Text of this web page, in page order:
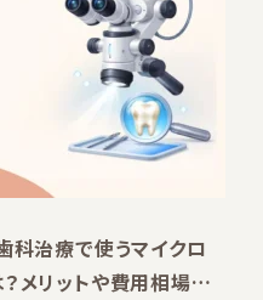
科治療で使うマイクロ
メリットや費用相場を